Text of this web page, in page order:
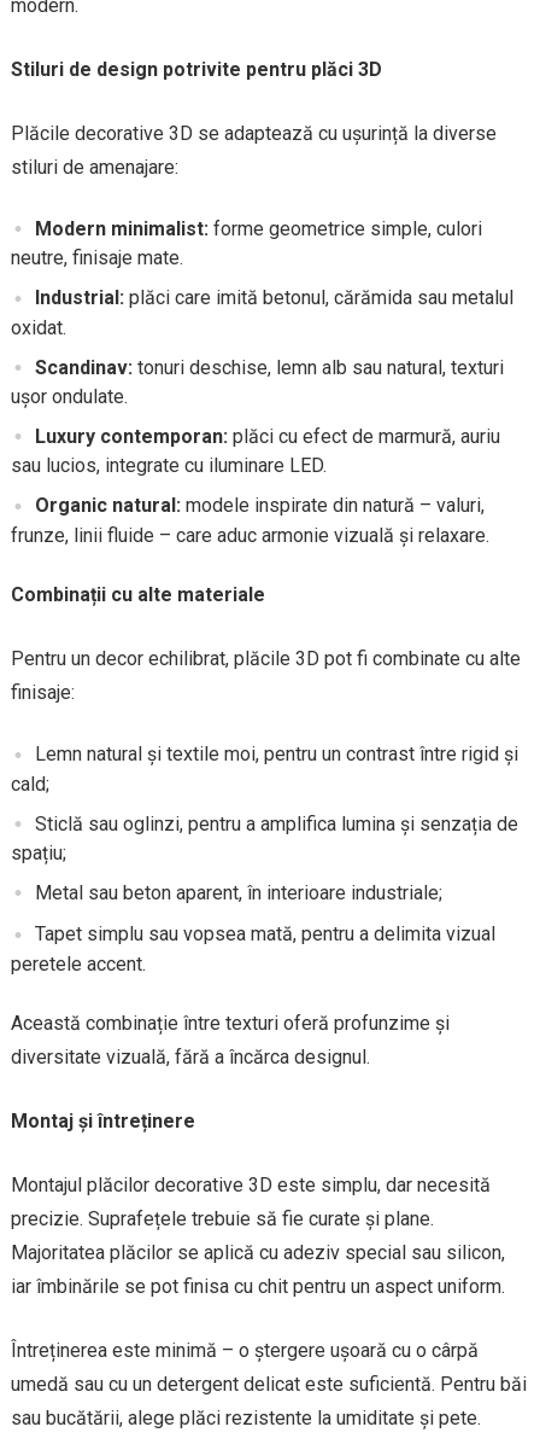
modern.
Stiluri de design potrivite pentru plăci 3D
Plăcile decorative 3D se adaptează cu ușurință la diverse
stiluri de amenajare:
Modern minimalist:forme geometrice simple, culori
neutre, finisaje mate.
Industrial:plăci care imită betonul, cărămida sau metalul
oxidat.
Scandinav: tonuri deschise, lemn alb sau natural, texturi
ușor ondulate.
Luxury contemporan: plăci cu efect de marmură, auriu
sau lucios, integrate cu iluminare LED.
Organic natural:modele inspirate din natură – valuri,
frunze, linii fluide – care aduc armonie vizuală și relaxare.
Combinații cu alte materiale
Pentru un decor echilibrat, plăcile 3D pot fi combinate cu alte
finisaje:
Lemn natural și textile moi, pentru un contrast între rigid și
cald;
Sticlă sau oglinzi, pentru a amplifica lumina și senzația de
spațiu;
Metal sau beton aparent, în interioare industriale;
Tapet simplu sau vopsea mată, pentru a delimita vizual
peretele accent.
Această combinație între texturi oferă profunzime și
diversitate vizuală, fără a încărca designul.
Montaj și întreținere
Montajul plăcilor decorative 3D este simplu, dar necesită
precizie. Suprafețele trebuie să fie curate și plane.
Majoritatea plăcilor se aplică cu adeziv special sau silicon,
iar îmbinările se pot finisa cu chit pentru un aspect uniform.
Întreținerea este minimă – o ștergere ușoară cu o cârpă
umedă sau cu un detergent delicat este suficientă. Pentru băi
sau bucătării, alege plăci rezistente la umiditate și pete.